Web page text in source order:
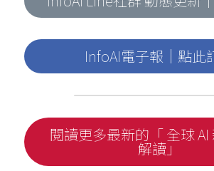
InfoAI電子報｜點此
閱讀更多最新的「 全球 AI
解讀」